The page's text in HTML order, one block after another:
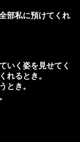
部私に預けてくれ
いく姿を見せてく
れるとき。
とき。